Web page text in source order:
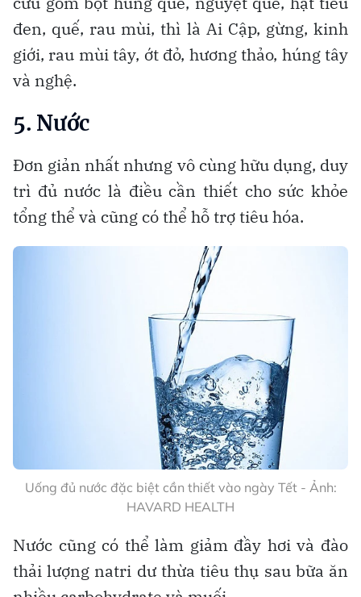
đen, quế, rau mùi, thì là Ai Cập, gừng, kinh
giới, rau mùi tây, ớt đỏ, hương thảo, húng tây
và nghệ.
5. Nước
Đơn giản nhất nhưng vô cùng hữu dụng, duy
trì đủ nước là điều cần thiết cho sức khỏe
tổng thể và cũng có thể hỗ trợ tiêu hóa.
Uống đủ nước đặc biệt cần thiết vào ngày Tết - Ảnh:
HAVARD HEALTH
Nước cũng có thể làm giảm đầy hơi và đào
thải lượng natri dư thừa tiêu thụ sau bữa ăn